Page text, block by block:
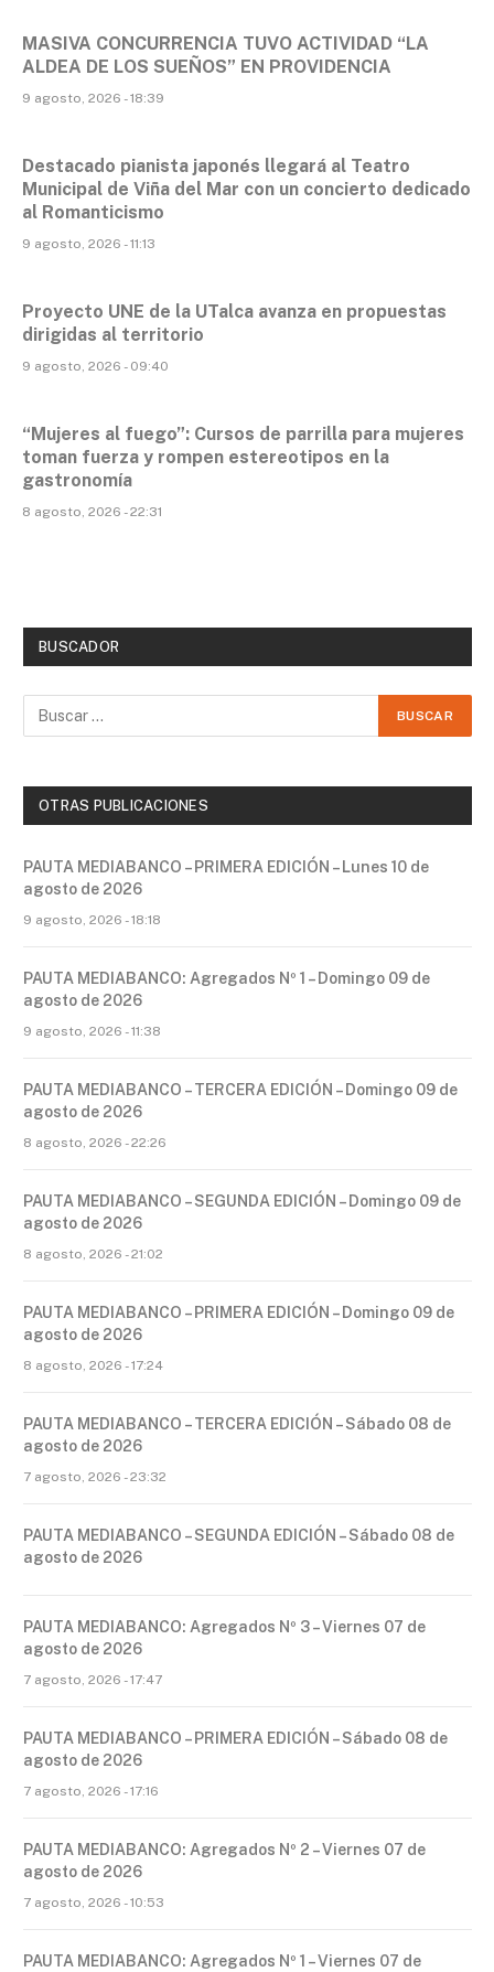
MASIVA CONCURRENCIA TUVO ACTIVIDAD “LA
ALDEA DE LOS SUEÑOS” EN PROVIDENCIA
9 agosto, 2026 - 18:39
Destacado pianista japonés llegará al Teatro
Municipal de Viña del Mar con un concierto dedicado
al Romanticismo
9 agosto, 2026 - 11:13
Proyecto UNE de la UTalca avanza en propuestas
dirigidas al territorio
9 agosto, 2026 - 09:40
“Mujeres al fuego”: Cursos de parrilla para mujeres
toman fuerza y rompen estereotipos en la
gastronomía
8 agosto, 2026 - 22:31
BUSCADOR
OTRAS PUBLICACIONES
PAUTA MEDIABANCO – PRIMERA EDICIÓN – Lunes 10 de
agosto de 2026
9 agosto, 2026 - 18:18
PAUTA MEDIABANCO: Agregados Nº 1 – Domingo 09 de
agosto de 2026
9 agosto, 2026 - 11:38
PAUTA MEDIABANCO – TERCERA EDICIÓN – Domingo 09 de
agosto de 2026
8 agosto, 2026 - 22:26
PAUTA MEDIABANCO – SEGUNDA EDICIÓN – Domingo 09 de
agosto de 2026
8 agosto, 2026 - 21:02
PAUTA MEDIABANCO – PRIMERA EDICIÓN – Domingo 09 de
agosto de 2026
8 agosto, 2026 - 17:24
PAUTA MEDIABANCO – TERCERA EDICIÓN – Sábado 08 de
agosto de 2026
7 agosto, 2026 - 23:32
PAUTA MEDIABANCO – SEGUNDA EDICIÓN – Sábado 08 de
agosto de 2026
PAUTA MEDIABANCO: Agregados Nº 3 – Viernes 07 de
agosto de 2026
7 agosto, 2026 - 17:47
PAUTA MEDIABANCO – PRIMERA EDICIÓN – Sábado 08 de
agosto de 2026
7 agosto, 2026 - 17:16
PAUTA MEDIABANCO: Agregados Nº 2 – Viernes 07 de
agosto de 2026
7 agosto, 2026 - 10:53
PAUTA MEDIABANCO: Agregados Nº 1 – Viernes 07 de